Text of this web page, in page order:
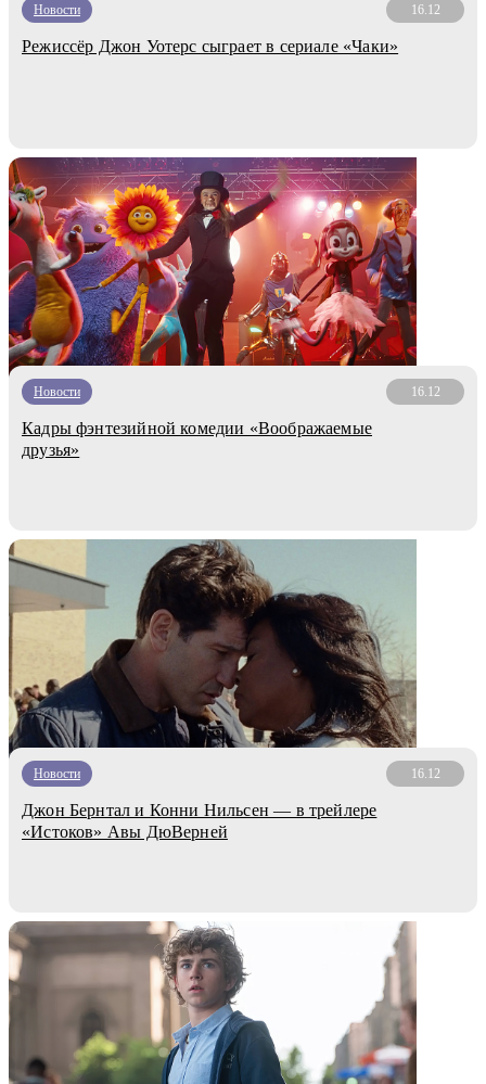
Новости 16.12
Режиссёр Джон Уотерс сыграет в сериале «Чаки»
Новости 16.12
Кадры фэнтезийной комедии «Воображаемые
друзья»
Новости 16.12
Джон Бернтал и Конни Нильсен — в трейлере
«Истоков» Авы ДюВерней